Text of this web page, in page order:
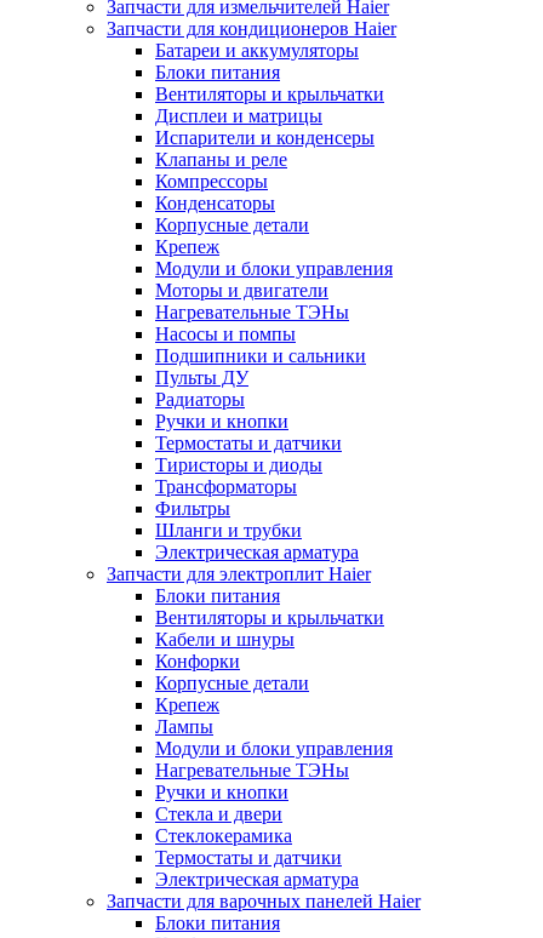
Запчасти для измельчителей Haier
Запчасти для кондиционеров Haier
Батареи и аккумуляторы
Блоки питания
Вентиляторы и крыльчатки
Дисплеи и матрицы
Испарители и конденсеры
Клапаны и реле
Компрессоры
Конденсаторы
Корпусные детали
Крепеж
Модули и блоки управления
Моторы и двигатели
Нагревательные ТЭНы
Насосы и помпы
Подшипники и сальники
Пульты ДУ
Радиаторы
Ручки и кнопки
Термостаты и датчики
Тиристоры и диоды
Трансформаторы
Фильтры
Шланги и трубки
Электрическая арматура
Запчасти для электроплит Haier
Блоки питания
Вентиляторы и крыльчатки
Кабели и шнуры
Конфорки
Корпусные детали
Крепеж
Лампы
Модули и блоки управления
Нагревательные ТЭНы
Ручки и кнопки
Стекла и двери
Стеклокерамика
Термостаты и датчики
Электрическая арматура
Запчасти для варочных панелей Haier
Блоки питания